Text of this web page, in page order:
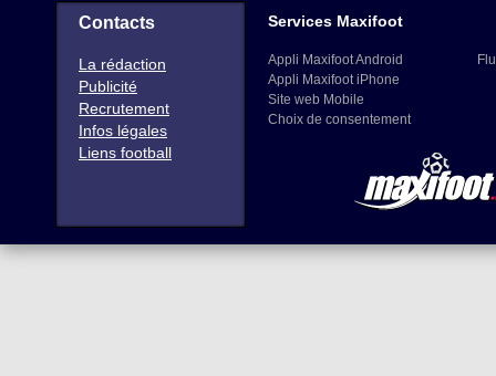
Contacts
La rédaction
Publicité
Recrutement
Infos légales
Liens football
Services Maxifoot
Appli Maxifoot Android
Appli Maxifoot iPhone
Site web Mobile
Choix de consentement